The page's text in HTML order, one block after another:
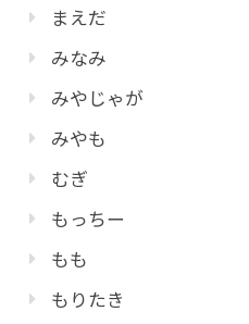
まえだ
みなみ
みやじゃが
みやも
むぎ
もっちー
もも
もりたき